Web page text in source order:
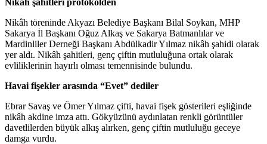
Nikâh töreninde Akyazı Belediye Başkanı Bilal Soykan, MHP
Sakarya İl Başkanı Oğuz Alkaş ve Sakarya Batmanlılar ve
Mardinliler Derneği Başkanı Abdülkadir Yılmaz nikâh şahidi olarak
yer aldı. Nikâh şahitleri, genç çiftin mutluluğuna ortak olarak
evliliklerinin hayırlı olması temennisinde bulundu.
Havai fişekler arasında “Evet” dediler
Ebrar Savaş ve Ömer Yılmaz çifti, havai fişek gösterileri eşliğinde
nikâh akdine imza attı. Gökyüzünü aydınlatan renkli görüntüler
davetlilerden büyük alkış alırken, genç çiftin mutluluğu geceye
damga vurdu.